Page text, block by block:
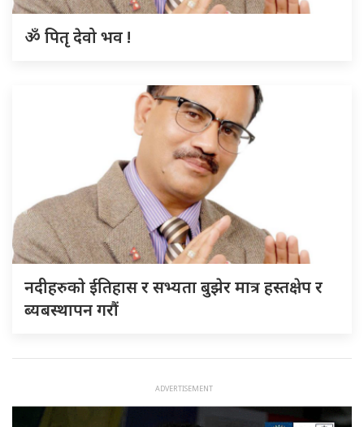
ॐ पितृ देवो भव !
नदीहरुकाे ईतिहास र सभ्यता बुझेर मात्र हस्तक्षेप र
ब्यबस्थापन गराैं